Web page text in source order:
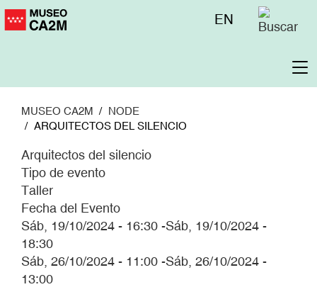
Pasar
Menú
EN
MUSEO CA2M
NODE
ARQUITECTOS DEL SILENCIO
Arquitectos del silencio
Tipo de evento
Taller
Fecha del Evento
Sáb, 19/10/2024 - 16:30 -Sáb, 19/10/2024 -
18:30
Sáb, 26/10/2024 - 11:00 -Sáb, 26/10/2024 -
13:00